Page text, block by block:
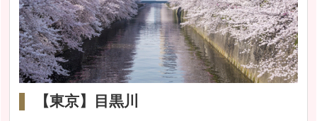
【東京】目黒川